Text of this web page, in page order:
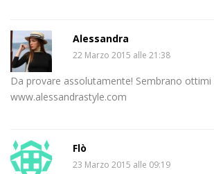
Alessandra
22 Marzo 2015 alle 21:38
Da provare assolutamente! Sembrano
www.alessandrastyle.com
Flò
23 Marzo 2015 alle 09:19